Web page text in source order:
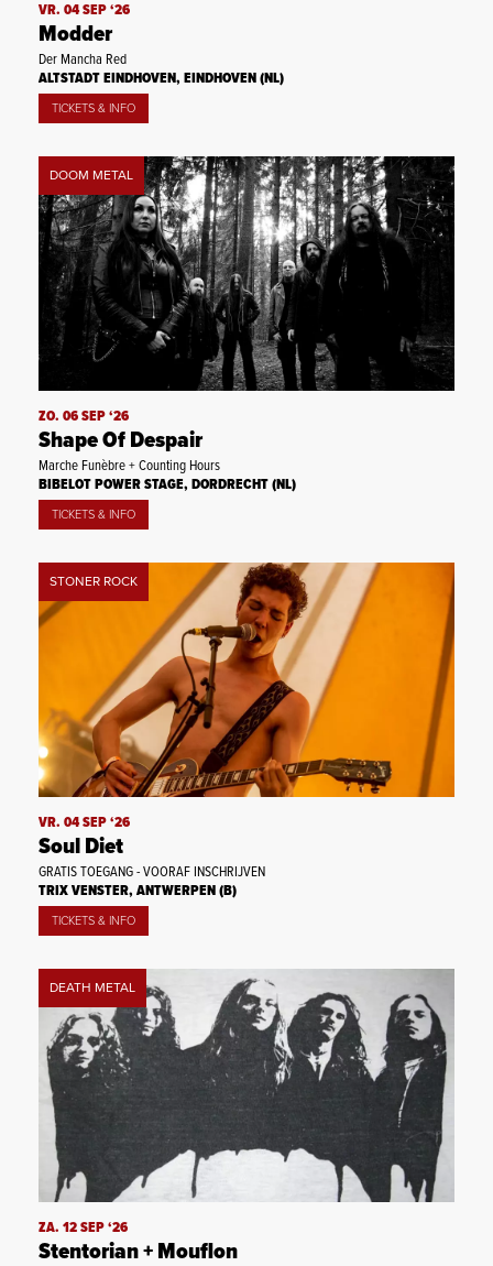
VR. 04 SEP ‘26
Modder
Der Mancha Red
ALTSTADT EINDHOVEN, EINDHOVEN (NL)
TICKETS & INFO
DOOM METAL
ZO. 06 SEP ‘26
Shape Of Despair
Marche Funèbre + Counting Hours
BIBELOT POWER STAGE, DORDRECHT (NL)
TICKETS & INFO
STONER ROCK
VR. 04 SEP ‘26
Soul Diet
GRATIS TOEGANG - VOORAF INSCHRIJVEN
TRIX VENSTER, ANTWERPEN (B)
TICKETS & INFO
DEATH METAL
ZA. 12 SEP ‘26
Stentorian + Mouflon